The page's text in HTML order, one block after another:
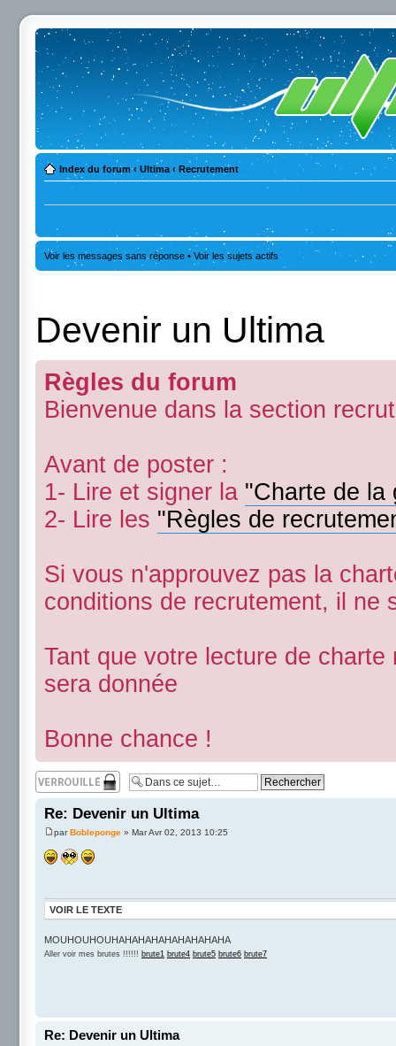
Index du forum ‹ Ultima ‹ Recrutement
Voir les messages sans réponse • Voir les sujets actifs
Devenir un Ultima
Règles du forum
Bienvenue dans la section
Avant de poster :
1- Lire et signer la "Charte de la
2- Lire les "Règles de
Si vous n'approuvez pas la
conditions de recrutement, il ne
Tant que votre lecture de
sera donnée
Bonne chance !
Sujet verrouillé
Re: Devenir un Ultima
parBobleponge » Mar Avr 02, 2013 10:25
VOIR LE TEXTE
MOUHOUHOUHAHAHAHAHAHAHAHAHA
Aller voir mes brutes !!!!!! brute1 brute4 brute5 brute6 brute7
Re: Devenir un Ultima